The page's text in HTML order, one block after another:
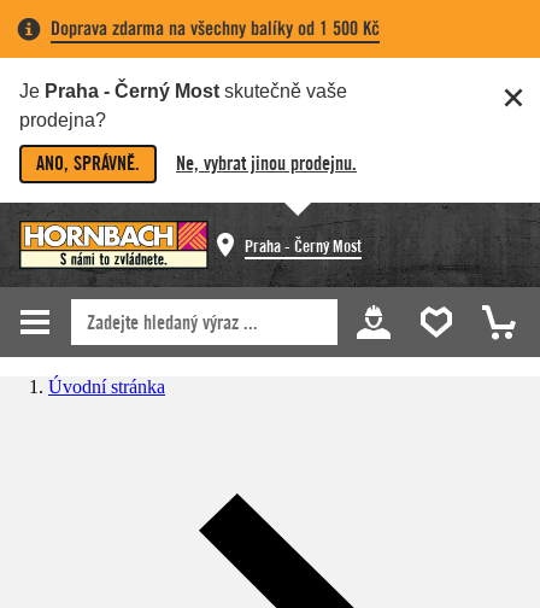
Doprava zdarma na všechny balíky od 1 500 Kč
Je Praha - Černý Most skutečně vaše
prodejna?
ANO, SPRÁVNĚ. Ne, vybrat jinou prodejnu.
Praha - Černý Most
Úvodní stránka